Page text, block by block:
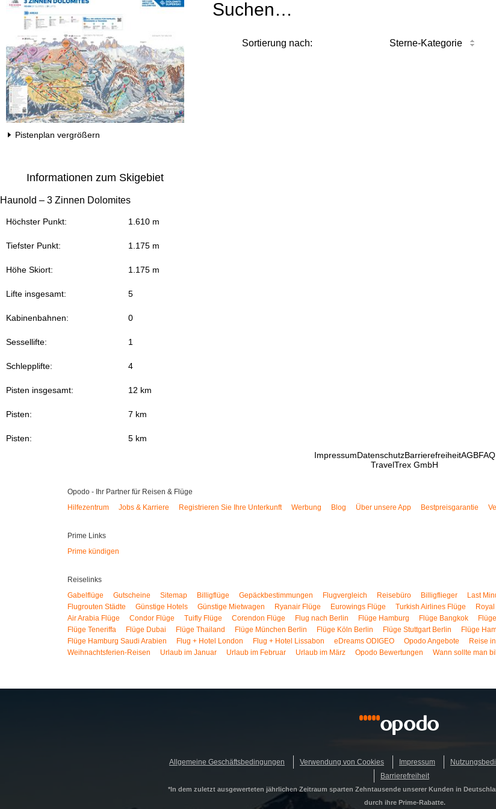
Pistenplan vergrößern
Informationen zum Skigebiet
Haunold – 3 Zinnen Dolomites
Höchster Punkt: 1.610 m
Tiefster Punkt: 1.175 m
Höhe Skiort: 1.175 m
Lifte insgesamt: 5
Kabinenbahnen: 0
Sessellifte: 1
Schlepplifte: 4
Pisten insgesamt: 12 km
Pisten: 7 km
Pisten: 5 km
Suchen…
Sortierung nach: Sterne-Kategorie
ImpressumDatenschutzBarrierefreiheitAGBFAQ
TravelTrex GmbH